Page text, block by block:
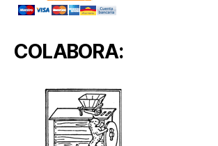
COLABORA: